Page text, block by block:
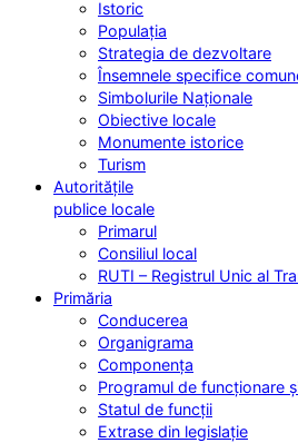
Istoric
Populația
Strategia de dezvoltare
Însemnele specifice
Simbolurile Naționale
Obiective locale
Monumente istorice
Turism
Autoritățile
publice locale
Primarul
Consiliul local
RUTI – Registrul Unic al
Primăria
Conducerea
Organigrama
Componența
Programul de funcționare
Statul de funcții
Extrase din legislație